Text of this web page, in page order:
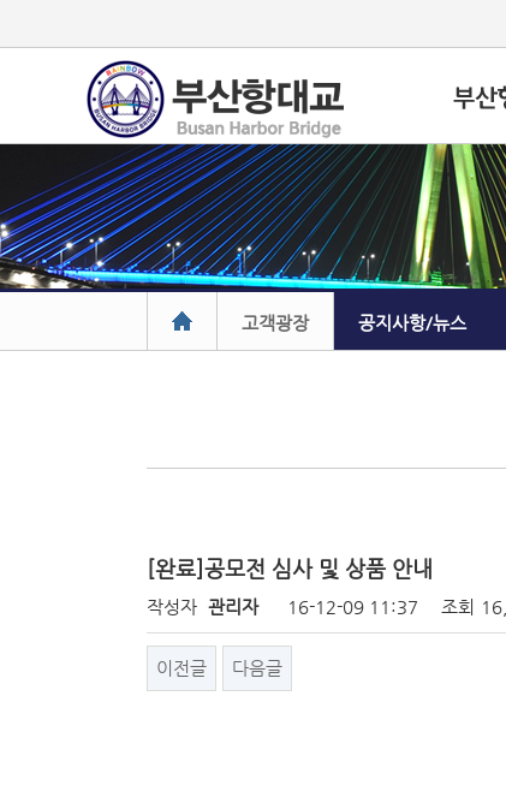
고객광장 공지사항/뉴스
[완료]공모전 심사 및 상품 안내
작성자 관리자 16-12-09 11:37 조회
이전글 다음글